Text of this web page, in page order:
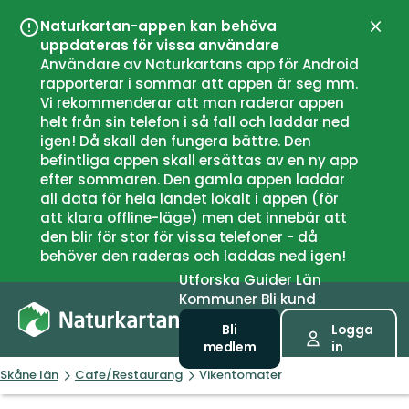
Naturkartan-appen kan behöva
uppdateras för vissa användare
Användare av Naturkartans app för Android
rapporterar i sommar att appen är seg mm.
Vi rekommenderar att man raderar appen
helt från sin telefon i så fall och laddar ned
igen! Då skall den fungera bättre. Den
befintliga appen skall ersättas av en ny app
efter sommaren. Den gamla appen laddar
all data för hela landet lokalt i appen (för
att klara offline-läge) men det innebär att
den blir för stor för vissa telefoner - då
behöver den raderas och laddas ned igen!
UtforskaGuiderLän
Kommuner Bli kund
Bli
medlem
Logga
in
Skåne län Cafe/Restaurang Vikentomater